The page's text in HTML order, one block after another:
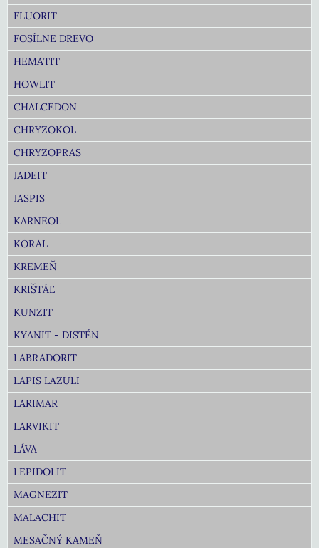
FLUORIT
FOSÍLNE DREVO
HEMATIT
HOWLIT
CHALCEDON
CHRYZOKOL
CHRYZOPRAS
JADEIT
JASPIS
KARNEOL
KORAL
KREMEŇ
KRIŠTÁĽ
KUNZIT
KYANIT - DISTÉN
LABRADORIT
LAPIS LAZULI
LARIMAR
LARVIKIT
LÁVA
LEPIDOLIT
MAGNEZIT
MALACHIT
MESAČNÝ KAMEŇ